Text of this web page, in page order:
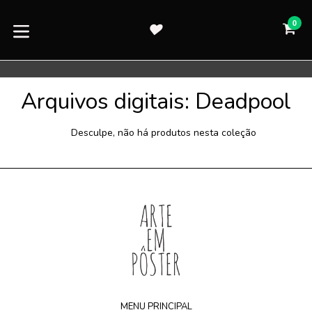
para
0
Arquivos digitais: Deadpool
Desculpe, não há produtos nesta coleção
MENU PRINCIPAL